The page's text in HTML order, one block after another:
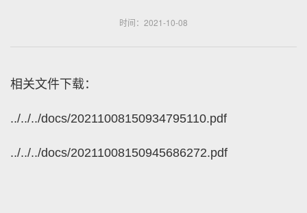
时间：2021-10-08
相关文件下载：
../../../docs/20211008150934795110.pdf
../../../docs/20211008150945686272.pdf